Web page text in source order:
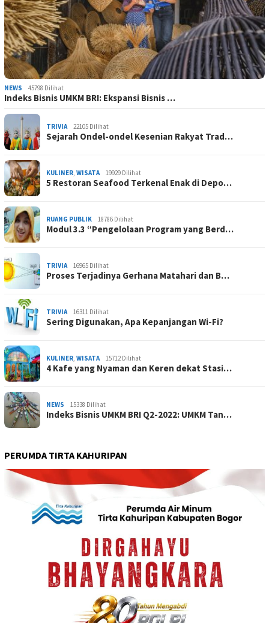
NEWS 45798 Dilihat
Indeks Bisnis UMKM BRI: Ekspansi Bisnis …
TRIVIA 22105 Dilihat
Sejarah Ondel-ondel Kesenian Rakyat Trad…
KULINER, WISATA 19929 Dilihat
5 Restoran Seafood Terkenal Enak di Depo…
RUANG PUBLIK 18786 Dilihat
Modul 3.3 “Pengelolaan Program yang Berd…
TRIVIA 16965 Dilihat
Proses Terjadinya Gerhana Matahari dan B…
TRIVIA 16311 Dilihat
Sering Digunakan, Apa Kepanjangan Wi-Fi?
KULINER, WISATA 15712 Dilihat
4 Kafe yang Nyaman dan Keren dekat Stasi…
NEWS 15338 Dilihat
Indeks Bisnis UMKM BRI Q2-2022: UMKM Tan…
PERUMDA TIRTA KAHURIPAN